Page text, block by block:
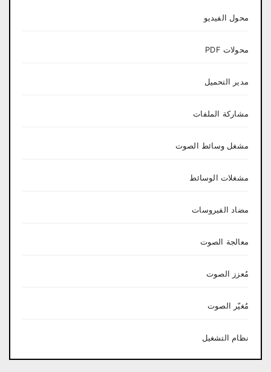
محول الفيديو
محولات PDF
مدير التحميل
مشاركة الملفات
مشغل وسائط الصوت
مشغلات الوسائط
مضاد الفيروسات
معالجة الصوت
مُعزز الصوت
مُغيّر الصوت
نظام التشغيل